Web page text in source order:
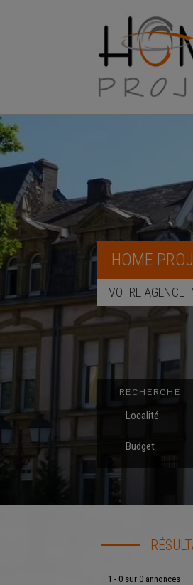
HOME
VOTRE AGENCE
RECHERCHE
Localité
Budget
1 - 0 sur 0 annonces